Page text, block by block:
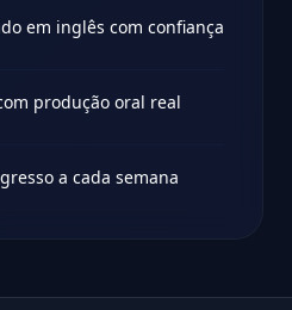
em inglês com confiança
produção oral real
a cada semana